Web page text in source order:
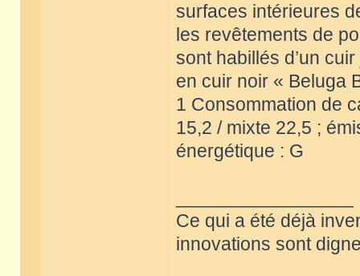
surfaces intérieures
les revêtements de
sont habillés d’un
en cuir noir « Beluga
1 Consommation de
15,2 / mixte 22,5 ;
énergétique : G
Ce qui a été déjà
innovations sont